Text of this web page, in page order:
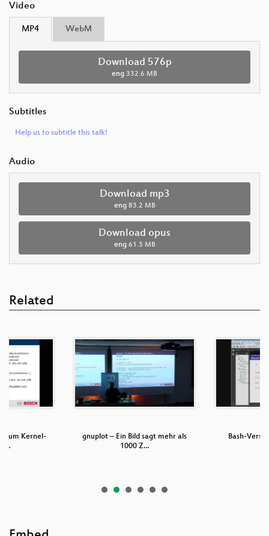
Video
MP4 WebM
Download 576p
eng 332.6 MB
Subtitles
Help us to subtitle this talk!
Audio
Download mp3
eng 83.2 MB
Download opus
eng 61.3 MB
Related
zum Kernel-
f…
gnuplot – Ein Bild sagt mehr als
1000 Z…
Bash-